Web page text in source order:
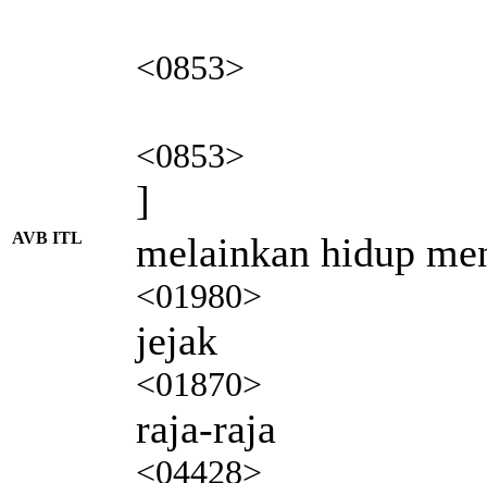
<0853>
<0853>
]
AVB ITL melainkan hidup
<01980>
jejak
<01870>
raja-raja
<04428>